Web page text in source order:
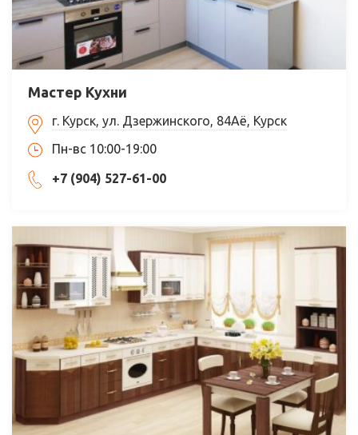
Мастер Кухни
г. Курск, ул. Дзержинского, 84Аё, Курск
Пн-вс 10:00-19:00
+7 (904) 527-61-00